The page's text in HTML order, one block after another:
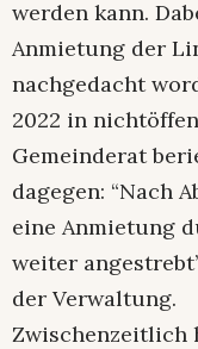
werden kann.
Anmietung der
nachgedacht
2022 in
Gemeinderat
dagegen: “Nach
eine Anmietung
weiter
der Verwaltung.
Zwischenzeitlich